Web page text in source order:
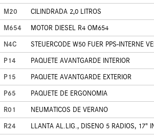
M20
CILINDRADA 2,0 LITROS
M654
MOTOR DIESEL R4 OM654
N4C
STEUERCODE W50 FUER PPS-INTERNE
P14
PAQUETE AVANTGARDE INTERIOR
P15
PAQUETE AVANTGARDE EXTERIOR
P65
PAQUETE DE ERGONOMIA
R01
NEUMATICOS DE VERANO
R24
LLANTA AL.LIG., DISENO 5 RADIOS, 17"